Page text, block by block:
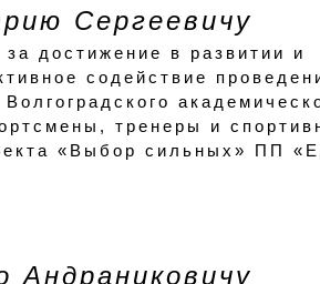
Сергеевичу
достижение в развитии и
содействие
тренеры и
«Выбор сильных» ПП
Андраниковичу